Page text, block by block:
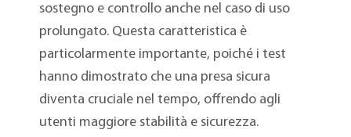
sostegno e controllo anche nel caso di uso
prolungato. Questa caratteristica è
particolarmente importante, poiché i test
hanno dimostrato che una presa sicura
diventa cruciale nel tempo, offrendo agli
utenti maggiore stabilità e sicurezza.